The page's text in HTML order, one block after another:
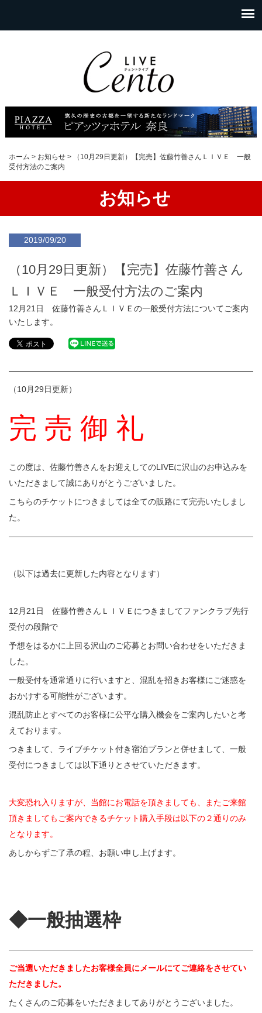
ホーム > お知らせ >
（10月29日更新）【完売】佐藤竹善さんＬＩＶＥ 一般
受付方法のご案内
お知らせ
2019/09/20
（10月29日更新）【完売】佐藤竹善さん
ＬＩＶＥ 一般受付方法のご案内
12月21日 佐藤竹善さんＬＩＶＥの一般受付方法についてご案内
いたします。
（10月29日更新）
完 売 御 礼
この度は、佐藤竹善さんをお迎えしてのLIVEに沢山のお申込みを
いただきまして誠にありがとうございました。
こちらのチケットにつきましては全ての販路にて完売いたしまし
た。
（以下は過去に更新した内容となります）
12月21日 佐藤竹善さんＬＩＶＥにつきましてファンクラブ先行
受付の段階で
予想をはるかに上回る沢山のご応募とお問い合わせをいただきま
した。
一般受付を通常通りに行いますと、混乱を招きお客様にご迷惑を
おかけする可能性がございます。
混乱防止とすべてのお客様に公平な購入機会をご案内したいと考
えております。
つきまして、ライブチケット付き宿泊プランと併せまして、一般
受付につきましては以下通りとさせていただきます。
大変恐れ入りますが、当館にお電話を頂きましても、またご来館
頂きましてもご案内できるチケット購入手段は以下の２通りのみ
となります。
あしからずご了承の程、お願い申し上げます。
◆一般抽選枠
ご当選いただきましたお客様全員にメールにてご連絡をさせてい
ただきました。
たくさんのご応募をいただきましてありがとうございました。